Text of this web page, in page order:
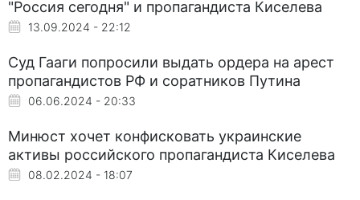
"Россия сегодня" и пропагандиста Киселева
13.09.2024 - 22:12
Суд Гааги попросили выдать ордера на арест
пропагандистов РФ и соратников Путина
06.06.2024 - 20:33
Минюст хочет конфисковать украинские
активы российского пропагандиста Киселева
08.02.2024 - 18:07